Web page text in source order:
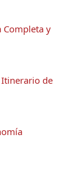
Completa y
de